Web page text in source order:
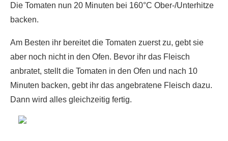
Die Tomaten nun 20 Minuten bei 160°C Ober-/Unterhitze
backen.
Am Besten ihr bereitet die Tomaten zuerst zu, gebt sie
aber noch nicht in den Ofen. Bevor ihr das Fleisch
anbratet, stellt die Tomaten in den Ofen und nach 10
Minuten backen, gebt ihr das angebratene Fleisch dazu.
Dann wird alles gleichzeitig fertig.